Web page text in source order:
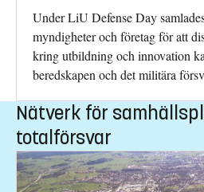
Under LiU Defense Day
myndigheter och företag för att
kring utbildning och innovation
beredskapen och det militära
Nätverk för
totalförsvar